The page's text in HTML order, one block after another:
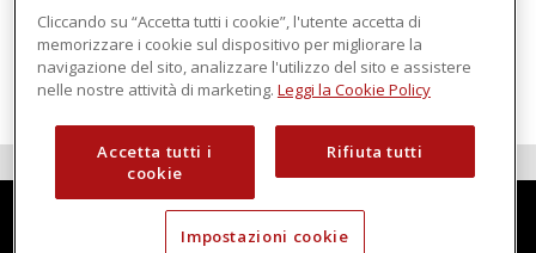
Regolamento macchine
Cliccando su “Accetta tutti i cookie”, l'utente accetta di
memorizzare i cookie sul dispositivo per migliorare la
navigazione del sito, analizzare l'utilizzo del sito e assistere
nelle nostre attività di marketing. Leggi la Cookie Policy
Accetta tutti i
cookie
Rifiuta tutti
Impostazioni cookie